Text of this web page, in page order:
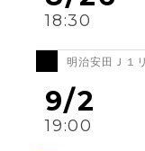
18:30
明治安田Ｊ１
9/2
19:00